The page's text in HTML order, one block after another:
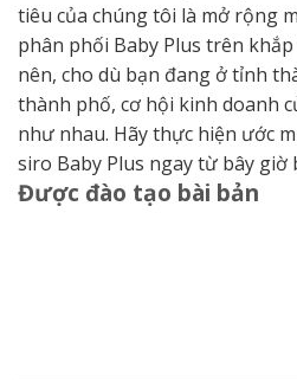
tiêu của chúng tôi là mở rộng
phân phối Baby Plus trên
nên, cho dù bạn đang ở tỉnh
thành phố, cơ hội kinh doanh
như nhau. Hãy thực hiện ước
siro Baby Plus ngay từ bây giờ
Được đào tạo bài bản